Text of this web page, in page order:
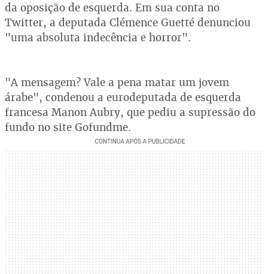
da oposição de esquerda. Em sua conta no
Twitter, a deputada Clémence Guetté denunciou
"uma absoluta indecência e horror".
"A mensagem? Vale a pena matar um jovem
árabe", condenou a eurodeputada de esquerda
francesa Manon Aubry, que pediu a supressão do
fundo no site Gofundme.